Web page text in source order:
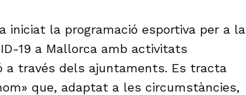
iniciat la programació esportiva per a la
19 a Mallorca amb activitats
a través dels ajuntaments. Es tracta
que, adaptat a les circumstàncies,